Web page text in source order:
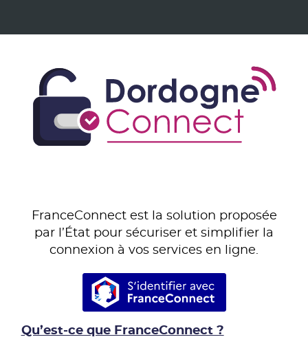
FranceConnect est la solution proposée
par l’État pour sécuriser et simplifier la
connexion à vos services en ligne.
S’identifier avec
Qu’est-ce que FranceConnect ?